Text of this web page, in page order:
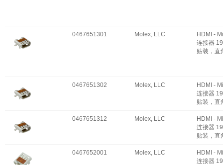
0467651301 Molex, LLC
HDMI -
连接器
贴装，直
0467651302 Molex, LLC
HDMI -
连接器
贴装，直
0467651312 Molex, LLC
HDMI -
连接器
贴装，直
0467652001 Molex, LLC
HDMI -
连接器